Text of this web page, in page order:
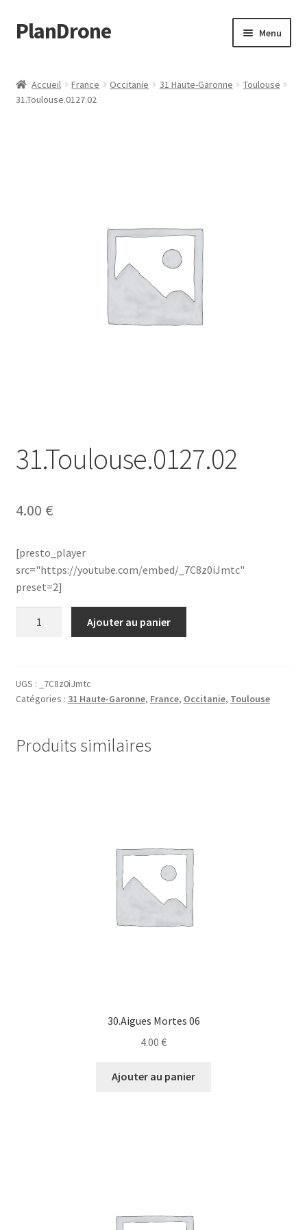
Aller
à
navigation
Aller
au
PlanDrone Menu
Boutique
Validation de la commande
Accueil France Occitanie 31 Haute-Garonne
Toulouse
31.Toulouse.0127.02
31.Toulouse.0127.02
4.00 €
[presto_player
src="https://youtube.com/embed/_7C8z0iJmtc"
preset=2]
Ajouter au panier
UGS :
_7C8z0iJmtc
Catégories : 31 Haute-Garonne, France, Occitanie, Toulouse
Produits similaires
30.Aigues Mortes 06
4.00 €
Ajouter au panier